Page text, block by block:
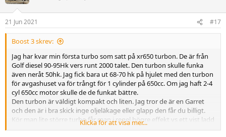
n
e
r
21 Jun 2021 #17
Boost 3 skrev:
Jag har kvar min första turbo som satt på xr650 turbon. De är från
Golf diesel 90-95Hk vers runt 2000 talet. Den turbon skulle funka
även neråt 50hk. Jag fick bara ut 68-70 hk på hjulet med den turbon
för avgashuset va för trångt för 1 cylinder på 650cc. Om jag haft 2-4
cyl 650cc motor skulle de de funkat bättre.
Den turbon är väldigt kompakt och liten. Jag tror de är en Garret
och den är i bra skick inge oljeläkage eller glapp den får du billigt.
Kör man lite större turbo får man i regel högre effekt vs ett vist ladd
pga kompressordelen inte värmer luften lika hårt som en liten max
Klicka för att visa mer...